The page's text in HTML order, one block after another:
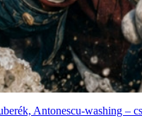
Antonescu-washing –